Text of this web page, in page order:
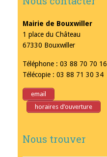
Mairie de Bouxwiller
1 place du Château
67330 Bouxwiller
Téléphone : 03 88 70 70 16
Télécopie : 03 88 71 30 34
email
horaires d’ouverture
Nous trouver